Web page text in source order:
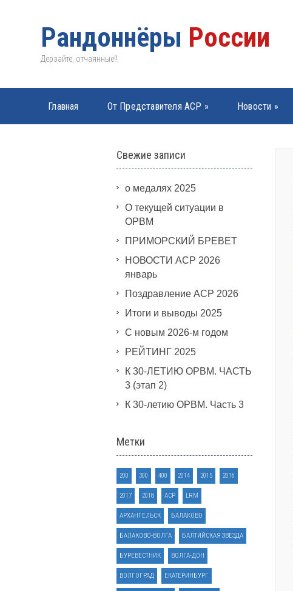
Рандоннёры России
Дерзайте, отчаянные!!
Главная От Представителя АСР » Новости »
Свежие записи
о медалях 2025
О текущей ситуации в
ОРВМ
ПРИМОРСКИЙ БРЕВЕТ
НОВОСТИ АСР 2026
январь
Поздравление АСР 2026
Итоги и выводы 2025
С новым 2026-м годом
РЕЙТИНГ 2025
К 30-ЛЕТИЮ ОРВМ. ЧАСТЬ
3 (этап 2)
К 30-летию ОРВМ. Часть 3
Метки
200 300 400 2014 2015 2016
2017 2018 ACP LRM
АРХАНГЕЛЬСК БАЛАКОВО
БАЛАКОВО-ВОЛГА БАЛТИЙСКАЯ ЗВЕЗДА
БУРЕВЕСТНИК ВОЛГА-ДОН
ВОЛГОГРАД ЕКАТЕРИНБУРГ